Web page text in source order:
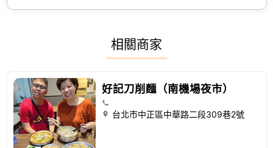
相關商家
好記刀削麵（南機場夜市）
台北市中正區中華路二段309巷2號